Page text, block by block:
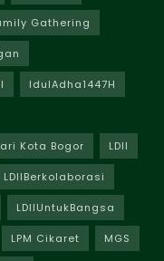
Gathering
IdulAdha1447H
Kota Bogor LDII
LDIIBerkolaborasi
LDIIUntukBangsa
LPM Cikaret MGS